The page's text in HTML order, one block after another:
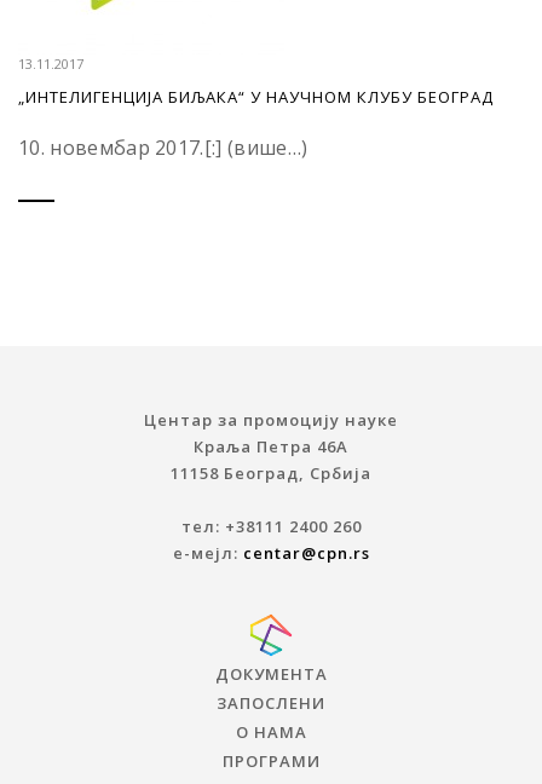
13.11.2017
„ИНТЕЛИГЕНЦИЈА БИЉАКА“ У НАУЧНОМ КЛУБУ БЕОГРАД
10. новембар 2017.[:] (више…)
Центар за промоцију науке
Краља Петра 46A
11158 Београд, Србија
тел: +38111 2400 260
е-мејл: centar@cpn.rs
ДОКУМЕНТА
ЗАПОСЛЕНИ
О НАМА
ПРОГРАМИ